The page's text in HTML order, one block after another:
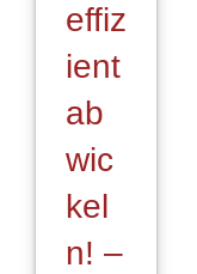
effiz
ient
ab
wic
kel
n! –